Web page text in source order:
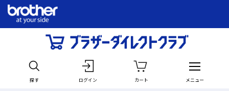
探す ログイン カート メニュー